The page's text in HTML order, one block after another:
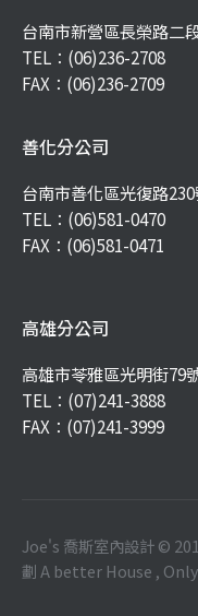
台南市新營區長榮路二
TEL： (06)236-2708
FAX：(06)236-2709
善化分公司
台南市善化區光復路
TEL： (06)581-0470
FAX：(06)581-0471
高雄分公司
高雄市苓雅區光明街79
TEL： (07)241-3888
FAX：(07)241-3999
Joe's 喬斯室內設計 ©
劃 A better House ,